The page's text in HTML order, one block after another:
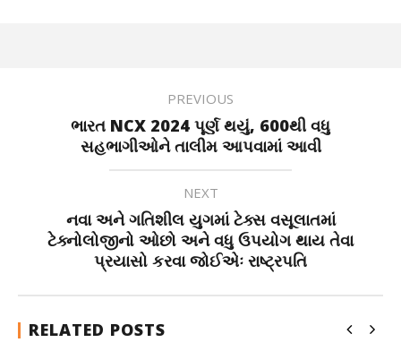
PREVIOUS
ભારત NCX 2024 પૂર્ણ થયું, 600થી વધુ
સહભાગીઓને તાલીમ આપવામાં આવી
NEXT
નવા અને ગતિશીલ યુગમાં ટેક્સ વસૂલાતમાં
ટેક્નોલોજીનો ઓછો અને વધુ ઉપયોગ થાય તેવા
પ્રયાસો કરવા જોઈએઃ રાષ્ટ્રપતિ
RELATED POSTS